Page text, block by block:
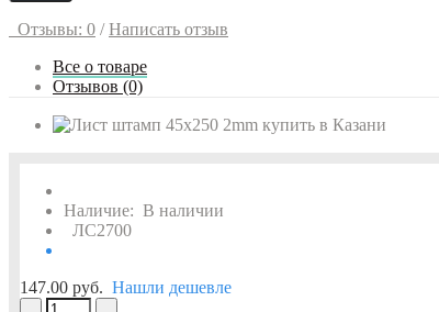
Отзывы: 0 / Написать отзыв
Все о товаре
Отзывов (0)
Наличие: В наличии
ЛС2700
147.00 руб. Нашли дешевле